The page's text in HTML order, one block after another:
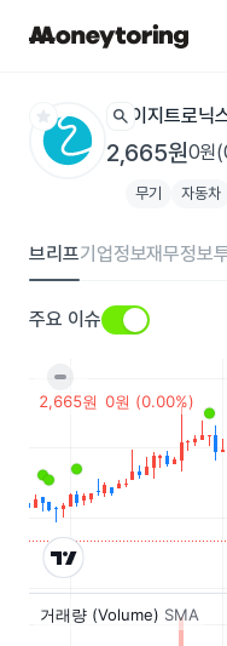
star search 이지트로닉
2,665원0원
무기 자동차
브리프기업정보재무정보
주요 이슈